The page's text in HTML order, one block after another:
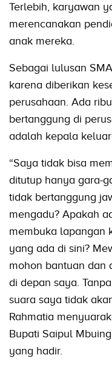
Terlebih, karyawan
merencanakan
anak mereka.
Sebagai lulusan
karena diberikan
perusahaan. Ada
bertanggung di
adalah kepala
“Saya tidak bisa
ditutup hanya gara-
tidak bertanggung
mengadu? Apakah
membuka lapangan
yang ada di sini?
mohon bantuan dan
di depan saya.
suara saya tidak
Rahmatia
Bupati Saipul
yang hadir.